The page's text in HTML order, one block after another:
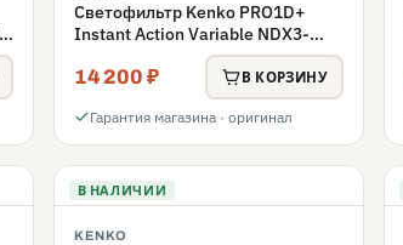
Светофильтр Kenko PRO1D+
Instant Action Variable NDX3-
450+C-PLS переменной
плотности 82mm
14 200 ₽ В КОРЗИНУ
Гарантия магазина · оригинал
В НАЛИЧИИ
KENKO